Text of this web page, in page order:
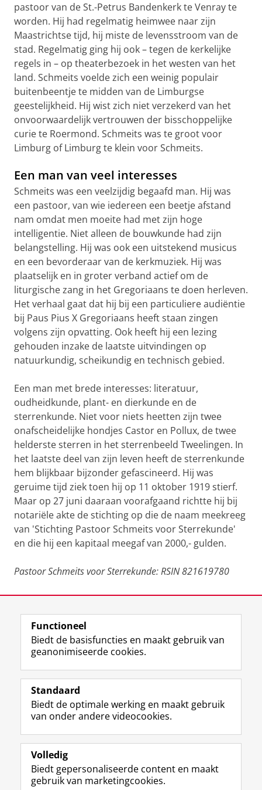
pastoor van de St.-Petrus Bandenkerk te Venray te
worden. Hij had regelmatig heimwee naar zijn
Maastrichtse tijd, hij miste de levensstroom van de
stad. Regelmatig ging hij ook – tegen de kerkelijke
regels in – op theaterbezoek in het westen van het
land. Schmeits voelde zich een weinig populair
buitenbeentje te midden van de Limburgse
geestelijkheid. Hij wist zich niet verzekerd van het
onvoorwaardelijk vertrouwen der bisschoppelijke
curie te Roermond. Schmeits was te groot voor
Limburg of Limburg te klein voor Schmeits.
Een man van veel interesses
Schmeits was een veelzijdig begaafd man. Hij was
een pastoor, van wie iedereen een beetje afstand
nam omdat men moeite had met zijn hoge
intelligentie. Niet alleen de bouwkunde had zijn
belangstelling. Hij was ook een uitstekend musicus
en een bevorderaar van de kerkmuziek. Hij was
plaatselijk en in groter verband actief om de
liturgische zang in het Gregoriaans te doen herleven.
Het verhaal gaat dat hij bij een particuliere audiëntie
bij Paus Pius X Gregoriaans heeft staan zingen
volgens zijn opvatting. Ook heeft hij een lezing
gehouden inzake de laatste uitvindingen op
natuurkundig, scheikundig en technisch gebied.
Een man met brede interesses: literatuur,
oudheidkunde, plant- en dierkunde en de
sterrenkunde. Niet voor niets heetten zijn twee
onafscheidelijke hondjes Castor en Pollux, de twee
helderste sterren in het sterrenbeeld Tweelingen. In
het laatste deel van zijn leven heeft de sterrenkunde
hem blijkbaar bijzonder gefascineerd. Hij was
geruime tijd ziek toen hij op 11 oktober 1919 stierf.
Maar op 27 juni daaraan voorafgaand richtte hij bij
notariële akte de stichting op die de naam meekreeg
van 'Stichting Pastoor Schmeits voor Sterrekunde'
en die hij een kapitaal meegaf van 2000,- gulden.
Pastoor Schmeits voor Sterrekunde: RSIN 821619780
View this page in:English
Volg de RUG
F
a
e
b
o
p
a
L
i
k
e
I
-
p
R
S
-
f
e
R
I
n
t
r
m
Y
o
T
e
k
Studiekiezers
Alumni
Over ons
Functioneel
Biedt de basisfuncties en maakt gebruik van
geanonimiseerde cookies.
Standaard
Biedt de optimale werking en maakt gebruik
van onder andere videocookies.
Volledig
Biedt gepersonaliseerde content en maakt
gebruik van marketingcookies.